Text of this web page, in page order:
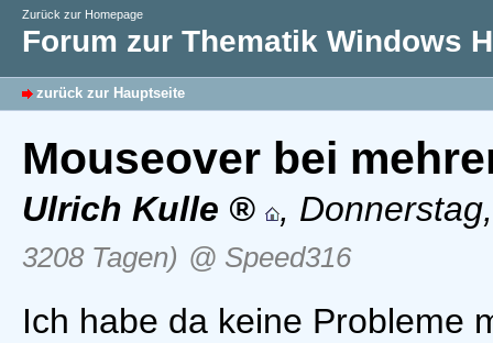
Zurück zur Homepage
Forum zur Thematik Windows
zurück zur Hauptseite
Mouseover bei
Ulrich Kulle ,
3208 Tagen) @ Speed316
Ich habe da keine Probleme